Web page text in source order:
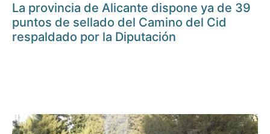
La provincia de Alicante dispone ya de 39
puntos de sellado del Camino del Cid
respaldado por la Diputación